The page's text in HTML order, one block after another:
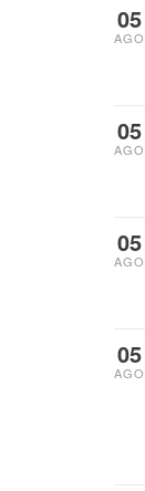
05
AGO
05
AGO
05
AGO
05
AGO